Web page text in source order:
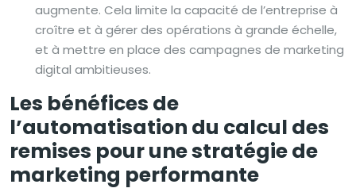
augmente. Cela limite la capacité de l’entreprise à
croître et à gérer des opérations à grande échelle,
et à mettre en place des campagnes de marketing
digital ambitieuses.
Les bénéfices de
l’automatisation du calcul des
remises pour une stratégie de
marketing performante